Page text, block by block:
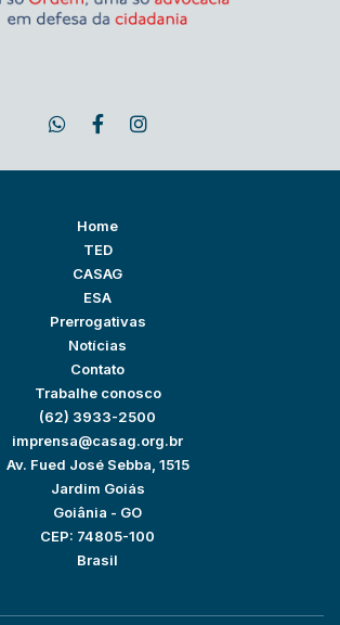
Home
TED
CASAG
ESA
Prerrogativas
Notícias
Contato
Trabalhe conosco
(62) 3933-2500
imprensa@casag.org.br
Av. Fued José Sebba, 1515
Jardim Goiás
Goiânia - GO
CEP: 74805-100
Brasil